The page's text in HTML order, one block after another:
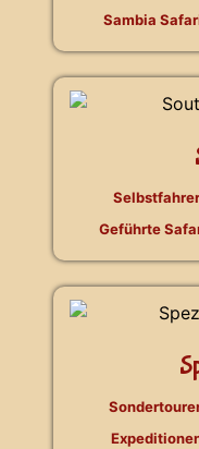
Sambia
Selbstfahrer
Geführte